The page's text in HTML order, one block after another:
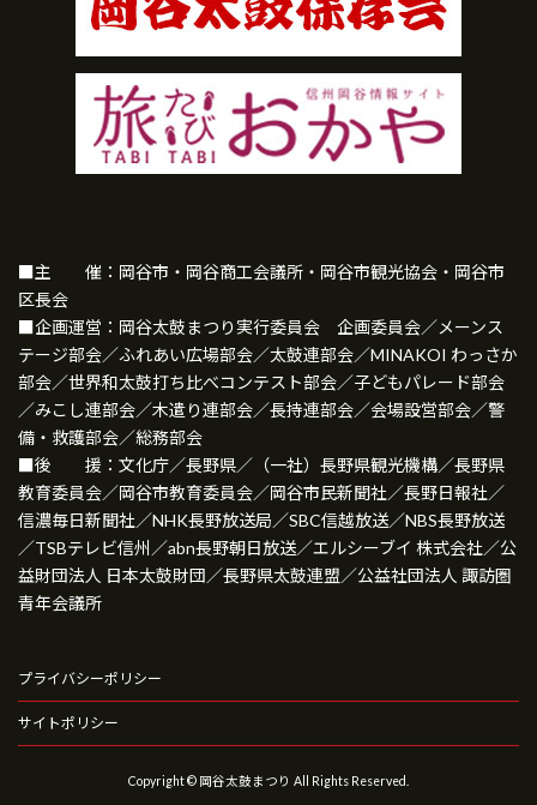
■主 催：岡谷市・岡谷商工会議所・岡谷市観光協会・岡谷市
区長会
■企画運営：岡谷太鼓まつり実行委員会 企画委員会／メーンス
テージ部会／ふれあい広場部会／太鼓連部会／MINAKOI わっさか
部会／世界和太鼓打ち比べコンテスト部会／子どもパレード部会
／みこし連部会／木遣り連部会／長持連部会／会場設営部会／警
備・救護部会／総務部会
■後 援：文化庁／長野県／（一社）長野県観光機構／長野県
教育委員会／岡谷市教育委員会／岡谷市民新聞社／長野日報社／
信濃毎日新聞社／NHK長野放送局／SBC信越放送／NBS長野放送
／TSBテレビ信州／abn長野朝日放送／エルシーブイ 株式会社／公
益財団法人 日本太鼓財団／長野県太鼓連盟／公益社団法人 諏訪圏
青年会議所
プライバシーポリシー
サイトポリシー
Copyright © 岡谷太鼓まつり All Rights Reserved.